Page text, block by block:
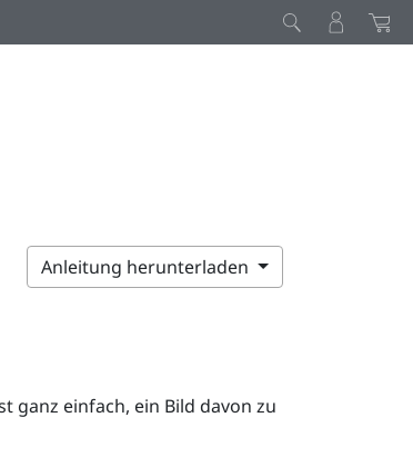
Anleitung herunterladen
ganz einfach, ein Bild davon zu